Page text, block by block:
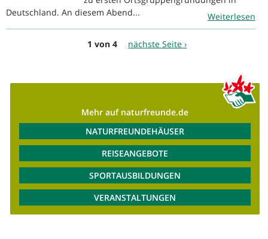
Deutschland. An diesem Abend...
Weiterlesen
1 von 4 nächste Seite ›
Mehr auf naturfreunde.de
NATURFREUNDEHÄUSER
REISEANGEBOTE
SPORTAUSBILDUNGEN
VERANSTALTUNGEN